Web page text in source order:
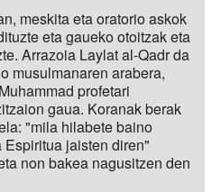
meskita eta oratorio askok
eta gaueko otoitzak eta
Arrazoia Laylat al-Qadr da
musulmanaren arabera,
profetari
gaua. Koranak berak
"mila hilabete baino
jaisten diren"
non bakea nagusitzen den